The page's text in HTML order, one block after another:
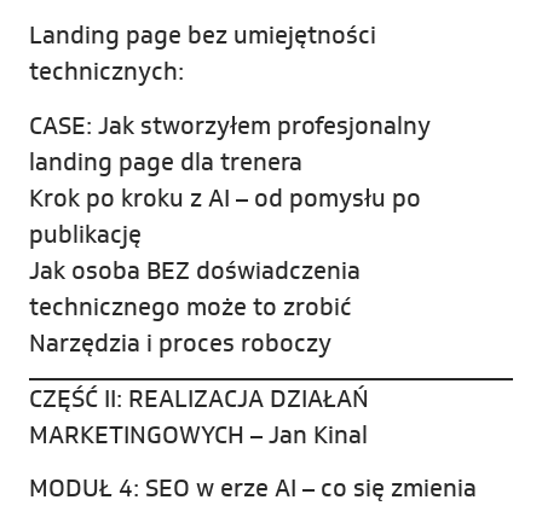
Landing page bez umiejętności
technicznych:
CASE: Jak stworzyłem profesjonalny
landing page dla trenera
Krok po kroku z AI – od pomysłu po
publikację
Jak osoba BEZ doświadczenia
technicznego może to zrobić
Narzędzia i proces roboczy
CZĘŚĆ II: REALIZACJA DZIAŁAŃ
MARKETINGOWYCH – Jan Kinal
MODUŁ 4: SEO w erze AI – co się zmienia